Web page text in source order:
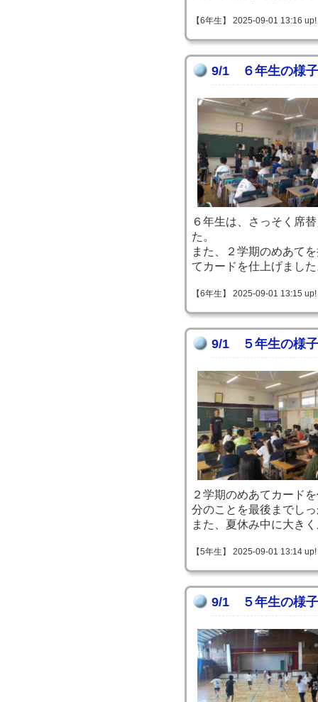
【6年生】 2025-09-01 13:16 up!
9/1 ６年生の様
６年生は、さっそく席
た。
また、２学期のめあて
てカードを仕上げまし
【6年生】 2025-09-01 13:15 up!
9/1 ５年生の様
２学期のめあてカード
分のことを最後までし
また、夏休み中に大き
【5年生】 2025-09-01 13:14 up!
9/1 ５年生の様